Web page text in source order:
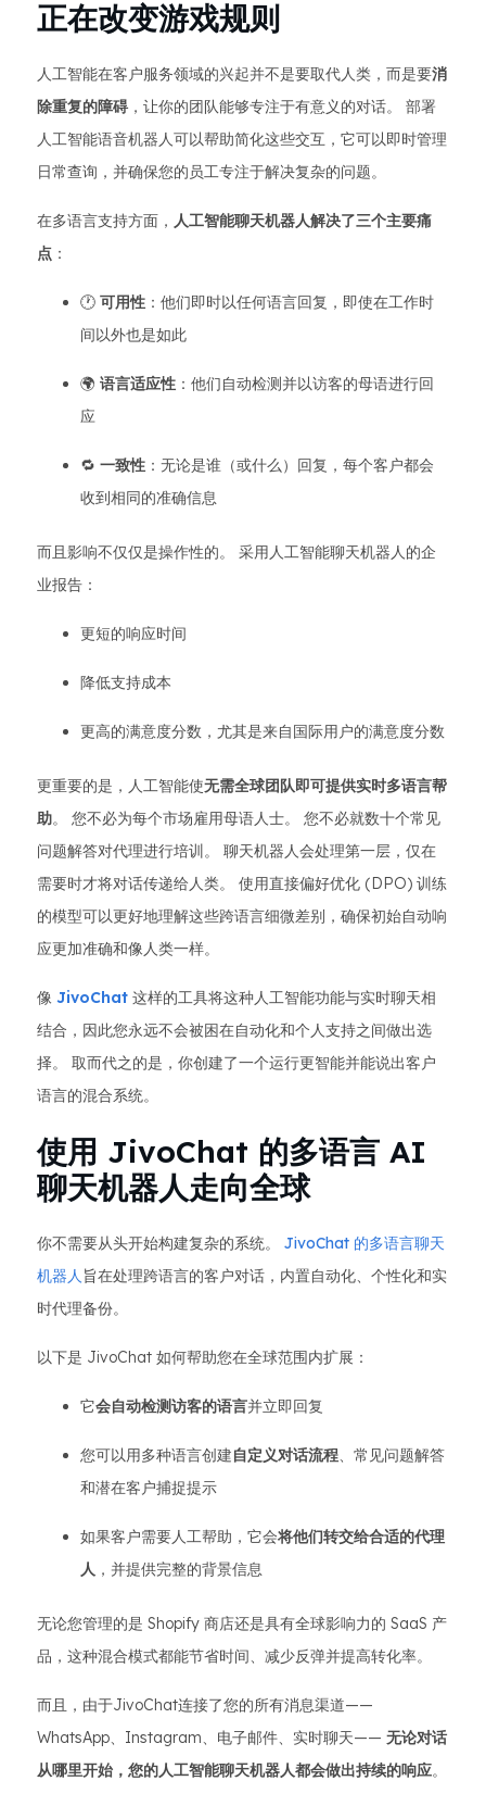
正在改变游戏规则
人工智能在客户服务领域的兴起并不是要取代人类，而是要消
除重复的障碍 ，让你的团队能够专注于有意义的对话。 部署
人工智能语音机器人可以帮助简化这些交互，它可以即时管理
日常查询，并确保您的员工专注于解决复杂的问题。
在多语言支持方面， 人工智能聊天机器人解决了三个主要痛
点 ：
🕐 可用性 ：他们即时以任何语言回复，即使在工作时
间以外也是如此
🌍 语言适应性 ：他们自动检测并以访客的母语进行回
应
🔁 一致性 ：无论是谁（或什么）回复，每个客户都会
收到相同的准确信息
而且影响不仅仅是操作性的。 采用人工智能聊天机器人的企
业报告：
更短的响应时间
降低支持成本
更高的满意度分数，尤其是来自国际用户的满意度分数
更重要的是，人工智能使无需全球团队即可提供实时多语言帮
助。 您不必为每个市场雇用母语人士。 您不必就数十个常见
问题解答对代理进行培训。 聊天机器人会处理第一层，仅在
需要时才将对话传递给人类。 使用直接偏好优化 (DPO) 训练
的模型可以更好地理解这些跨语言细微差别，确保初始自动响
应更加准确和像人类一样。
像 JivoChat 这样的工具将这种人工智能功能与实时聊天相
结合，因此您永远不会被困在自动化和个人支持之间做出选
择。 取而代之的是，你创建了一个运行更智能并能说出客户
语言的混合系统。
使用 JivoChat 的多语言 AI
聊天机器人走向全球
你不需要从头开始构建复杂的系统。 JivoChat 的多语言聊天
机器人 旨在处理跨语言的客户对话，内置自动化、个性化和实
时代理备份。
以下是 JivoChat 如何帮助您在全球范围内扩展：
它会自动检测访客的语言并立即回复
您可以用多种语言创建自定义对话流程、常见问题解答
和潜在客户捕捉提示
如果客户需要人工帮助，它会将他们转交给合适的代理
人 ，并提供完整的背景信息
无论您管理的是 Shopify 商店还是具有全球影响力的 SaaS 产
品，这种混合模式都能节省时间、减少反弹并提高转化率。
而且，由于JivoChat连接了您的所有消息渠道——
WhatsApp、Instagram、电子邮件、实时聊天—— 无论对话
从哪里开始，您的人工智能聊天机器人都会做出持续的响应。